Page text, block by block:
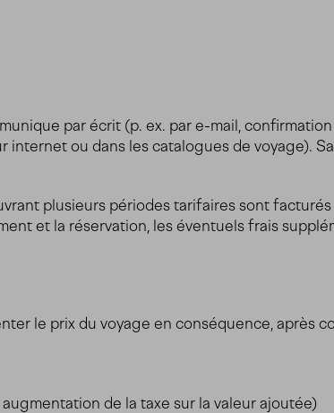
par écrit (p. ex. par e-mail,
internet ou dans les catalogues de voyage).
plusieurs périodes tarifaires sont
et la réservation, les éventuels frais
le prix du voyage en conséquence, après
de la taxe sur la valeur ajoutée)